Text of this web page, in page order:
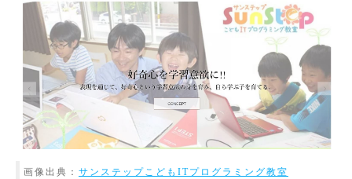
画像出典： サンステップこどもITプログラミング教室